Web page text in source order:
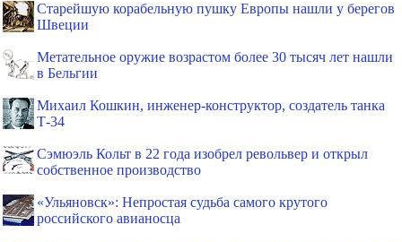
Старейшую корабельную пушку Европы нашли у берегов
Швеции
Метательное оружие возрастом более 30 тысяч лет нашли
в Бельгии
Михаил Кошкин, инженер-конструктор, создатель танка
Т-34
Сэмюэль Кольт в 22 года изобрел револьвер и открыл
собственное производство
«Ульяновск»: Непростая судьба самого крутого
российского авианосца